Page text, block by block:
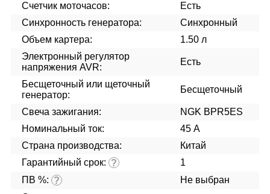
Счетчик моточасов:
Есть
Синхронность генератора:
Синхронный
Объем картера:
1.50 л
Электронный регулятор
напряжения AVR:
Есть
Бесщеточный или щеточный
генератор:
Бесщеточный
Свеча зажигания:
NGK BPR5ES
Номинальный ток:
45 А
Страна производства:
Китай
Гарантийный срок: ?
1
ПВ %: ?
Не выбран